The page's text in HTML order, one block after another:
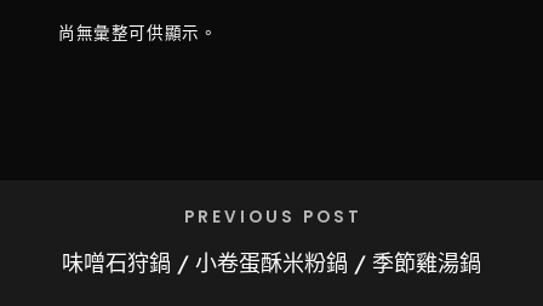
尚無彙整可供顯示。
PREVIOUS POST
味噌石狩鍋 / 小卷蛋酥米粉鍋 / 季節雞湯鍋